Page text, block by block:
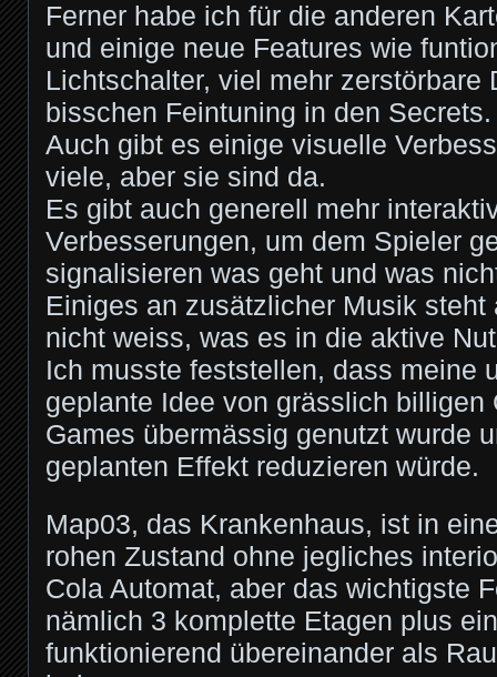
Ferner habe ich für die anderen
und einige neue Features wie
Lichtschalter, viel mehr zerstörbare
bisschen Feintuning in den Secrets.
Auch gibt es einige visuelle
viele, aber sie sind da.
Es gibt auch generell mehr
Verbesserungen, um dem Spieler
signalisieren was geht und was
Einiges an zusätzlicher Musik steht
nicht weiss, was es in die aktive
Ich musste feststellen, dass meine
geplante Idee von grässlich billigen
Games übermässig genutzt wurde
geplanten Effekt reduzieren würde.
Map03, das Krankenhaus, ist in
rohen Zustand ohne jegliches
Cola Automat, aber das wichtigste
nämlich 3 komplette Etagen plus
funktionierend übereinander als